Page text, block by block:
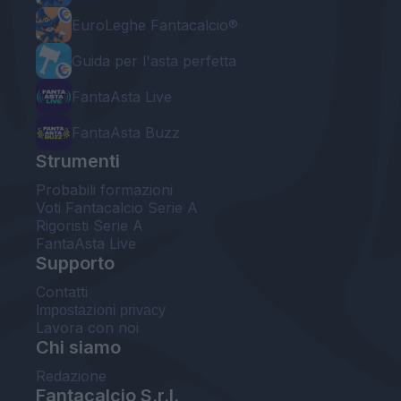
EuroLeghe Fantacalcio®
Guida per l'asta perfetta
FantaAsta Live
FantaAsta Buzz
Strumenti
Probabili formazioni
Voti Fantacalcio Serie A
Rigoristi Serie A
FantaAsta Live
Supporto
Contatti
Impostazioni privacy
Lavora con noi
Chi siamo
Redazione
Fantacalcio S.r.l.